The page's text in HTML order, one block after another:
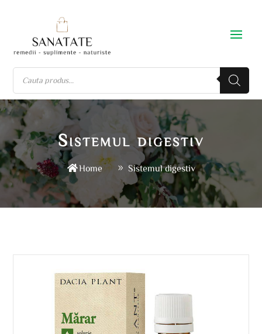
Sistemul digestiv
Home Sistemul digestiv